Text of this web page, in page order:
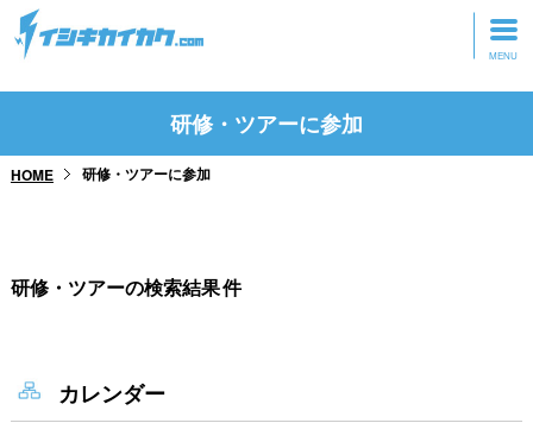
トップページ
研修・ツアーに参加
研修・ツアーに参加
HOME 研修・ツアーに参加
研修・ツアーの検索結果件
カレンダー